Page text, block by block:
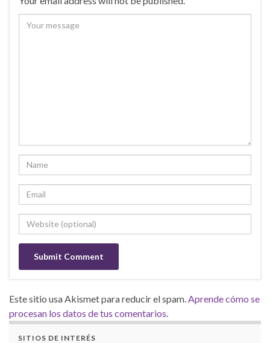
Este sitio usa Akismet para reducir el spam. Aprende cómo se
procesan los datos de tus comentarios
SITIOS DE INTERÉS